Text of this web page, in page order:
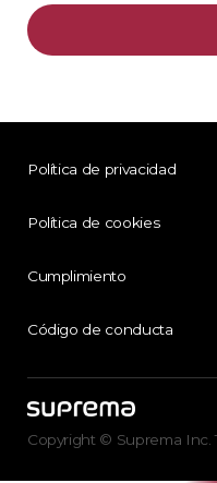
Política de privacidad
Política de cookies
Cumplimiento
Código de conducta
Copyright © Suprema Inc.